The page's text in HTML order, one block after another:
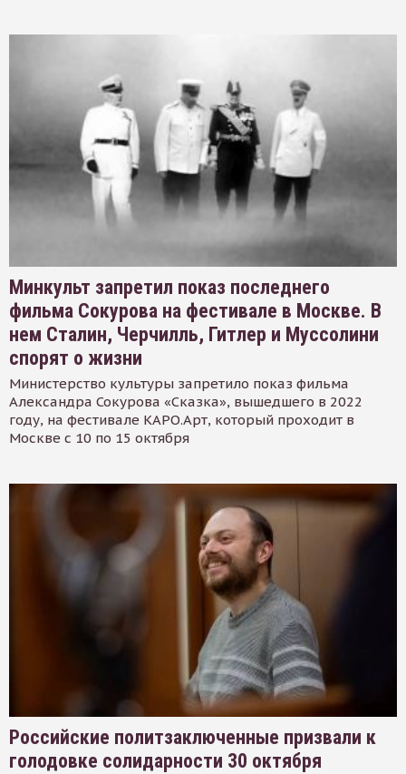
Минкульт запретил показ последнего
фильма Сокурова на фестивале в Москве. В
нем Сталин, Черчилль, Гитлер и Муссолини
спорят о жизни
Министерство культуры запретило показ фильма
Александра Сокурова «Сказка», вышедшего в 2022
году, на фестивале КАРО.Арт, который проходит в
Москве с 10 по 15 октября
Российские политзаключенные призвали к
голодовке солидарности 30 октября